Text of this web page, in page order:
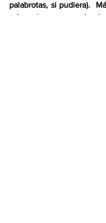
palabrotas, si pudiera).
saber si es capaz de